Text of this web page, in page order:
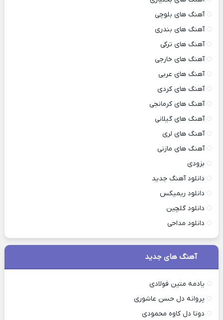
آهنگ های بلوچی
آهنگ های بندری
آهنگ های ترکی
آهنگ های خارجی
آهنگ های عربی
آهنگ های کردی
آهنگ های کرمانجی
آهنگ های گیلانی
آهنگ های لری
آهنگ های مازنی
بزودی
دانلود آهنگ جدید
دانلود ریمیکس
دانلود گلچین
دانلود مداحی
آهنگ های جدید
یادمه متین فولادی
پروانه دل حسن عاشوری
دوتا دل کاوه محمودی